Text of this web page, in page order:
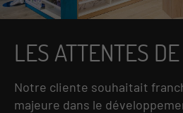
LES ATTENTES
Notre cliente souhaitait
majeure dans le